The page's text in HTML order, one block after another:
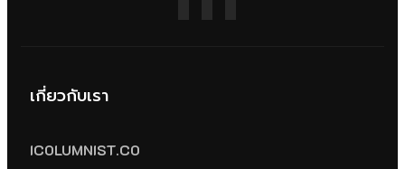
เกี่ยวกับเรา
ICOLUMNIST.CO